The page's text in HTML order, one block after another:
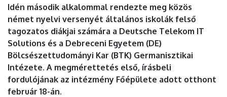
Idén második alkalommal rendezte meg közös
német nyelvi versenyét általános iskolák felső
tagozatos diákjai számára a Deutsche Telekom IT
Solutions és a Debreceni Egyetem (DE)
Bölcsészettudományi Kar (BTK) Germanisztikai
Intézete. A megmérettetés első, írásbeli
fordulójának az intézmény Főépülete adott otthont
február 18-án.